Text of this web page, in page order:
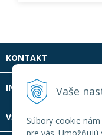
Vaše
Súbory cookie
KONTAKT
INFOLINKA
VŠETKO O NÁKUPE